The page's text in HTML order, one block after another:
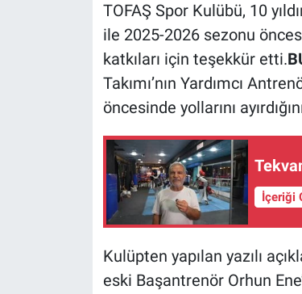
TOFAŞ Spor Kulübü, 10
ile 2025-2026 sezonu
katkıları için teşekkür etti.
Takımı’nın Yardımcı
öncesinde yollarını
İçeriği
Kulüpten yapılan yazılı
eski Başantrenör Orhun